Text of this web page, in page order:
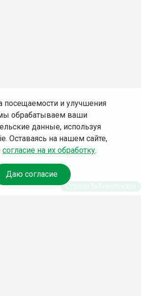
посещаемости и улучшения
обрабатываем ваши
данные, используя
Оставаясь на нашем сайте,
согласие на их обработку.
Даю согласие
Спроси библиотекаря